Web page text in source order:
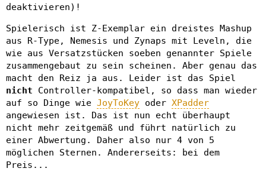
deaktivieren)!
Spielerisch ist Z-Exemplar ein dreistes Mashup
aus R-Type, Nemesis und Zynaps mit Leveln, die
wie aus Versatzstücken soeben genannter Spiele
zusammengebaut zu sein scheinen. Aber genau das
macht den Reiz ja aus. Leider ist das Spiel
nicht Controller-kompatibel, so dass man wieder
auf so Dinge wie JoyToKey oder XPadder
angewiesen ist. Das ist nun echt überhaupt
nicht mehr zeitgemäß und führt natürlich zu
einer Abwertung. Daher also nur 4 von 5
möglichen Sternen. Andererseits: bei dem
Preis...